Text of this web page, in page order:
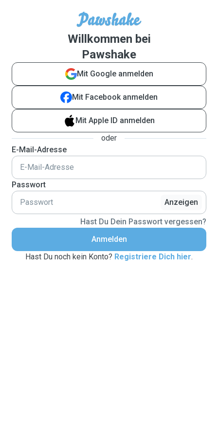
Willkommen bei
Pawshake
Mit Google anmelden
Mit Facebook anmelden
Mit Apple ID anmelden
oder
E-Mail-Adresse
Passwort
Anzeigen
Hast Du Dein Passwort vergessen?
Anmelden
Hast Du noch kein Konto? Registriere Dich hier.